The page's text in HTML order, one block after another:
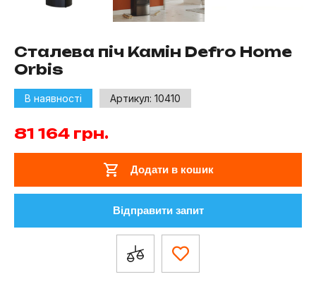
Сталева піч Камін Defro Home
Orbis
В наявності Артикул: 10410
81 164 грн.
Додати в кошик
Відправити запит